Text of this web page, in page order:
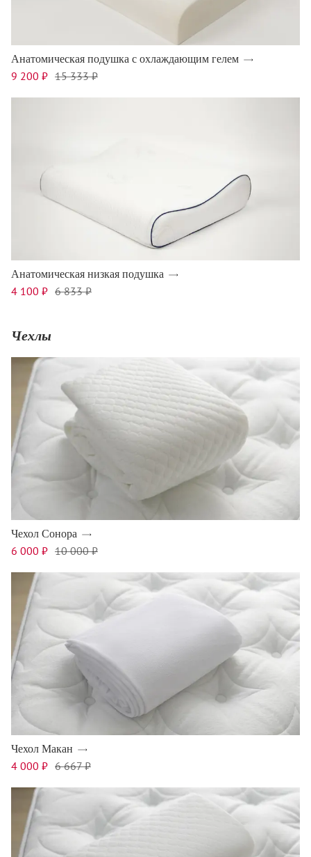
Анатомическая подушка с охлаждающим гелем
9 200 ₽ 15 333 ₽
Анатомическая низкая подушка
4 100 ₽ 6 833 ₽
Чехлы
Чехол Сонора
6 000 ₽ 10 000 ₽
Чехол Макан
4 000 ₽ 6 667 ₽